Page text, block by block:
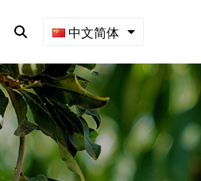
中文简体